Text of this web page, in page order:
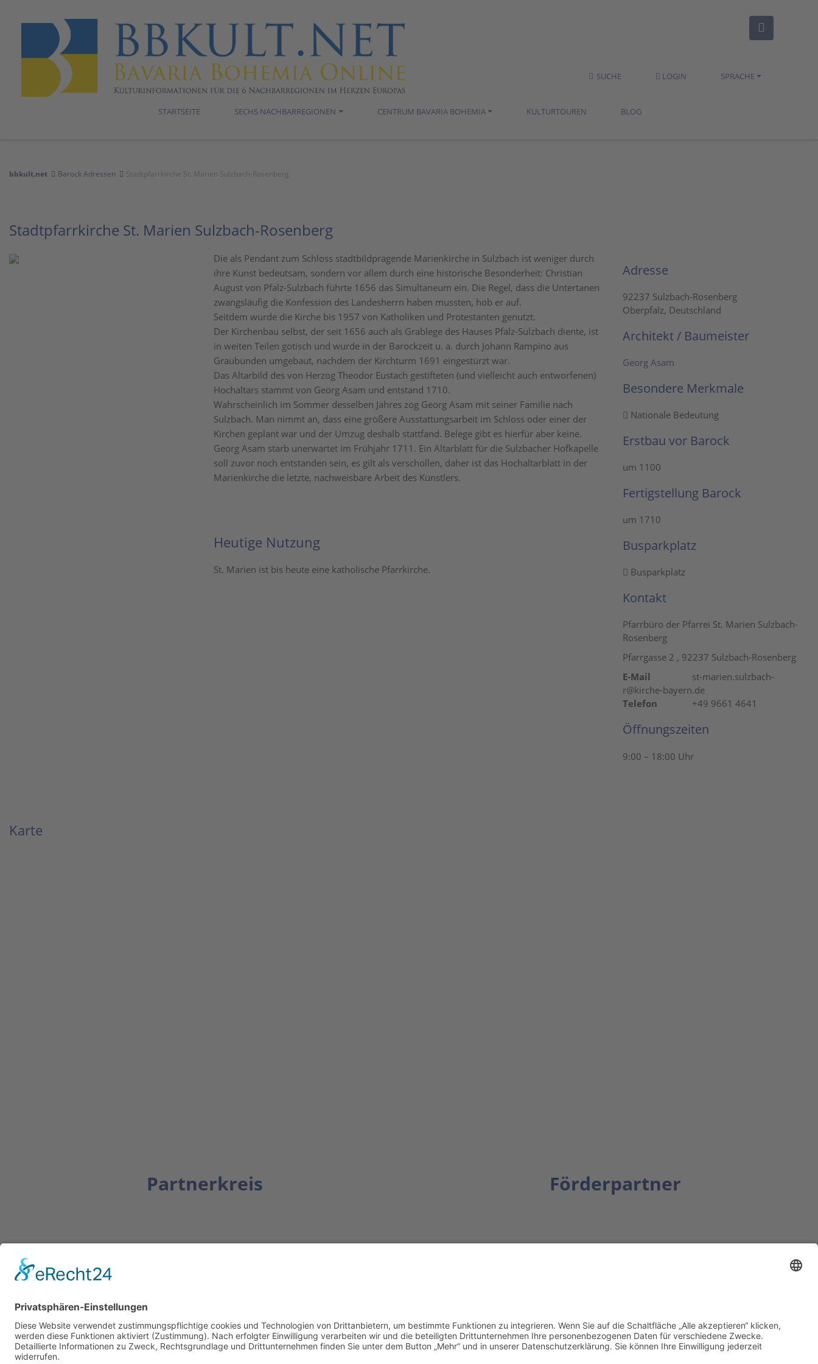
SUCHE LOGIN SPRACHE
STARTSEITE SECHS NACHBARREGIONEN CENTRUM BAVARIA BOHEMIA KULTURTOUREN BLOG
bbkult.net Barock Adressen Stadtpfarrkirche St. Marien Sulzbach-Rosenberg
Stadtpfarrkirche St. Marien Sulzbach-Rosenberg
Die als Pendant zum Schloss stadtbildprägende Marienkirche in Sulzbach ist weniger durch
ihre Kunst bedeutsam, sondern vor allem durch eine historische Besonderheit: Christian
August von Pfalz-Sulzbach führte 1656 das Simultaneum ein. Die Regel, dass die Untertanen
zwangsläufig die Konfession des Landesherrn haben mussten, hob er auf.
Seitdem wurde die Kirche bis 1957 von Katholiken und Protestanten genutzt.
Der Kirchenbau selbst, der seit 1656 auch als Grablege des Hauses Pfalz-Sulzbach diente, ist
in weiten Teilen gotisch und wurde in der Barockzeit u. a. durch Johann Rampino aus
Graubünden umgebaut, nachdem der Kirchturm 1691 eingestürzt war.
Das Altarbild des von Herzog Theodor Eustach gestifteten (und vielleicht auch entworfenen)
Hochaltars stammt von Georg Asam und entstand 1710.
Wahrscheinlich im Sommer desselben Jahres zog Georg Asam mit seiner Familie nach
Sulzbach. Man nimmt an, dass eine größere Ausstattungsarbeit im Schloss oder einer der
Kirchen geplant war und der Umzug deshalb stattfand. Belege gibt es hierfür aber keine.
Georg Asam starb unerwartet im Frühjahr 1711. Ein Altarblatt für die Sulzbacher Hofkapelle
soll zuvor noch entstanden sein, es gilt als verschollen, daher ist das Hochaltarblatt in der
Marienkirche die letzte, nachweisbare Arbeit des Künstlers.
Heutige Nutzung
St. Marien ist bis heute eine katholische Pfarrkirche.
Adresse
92237 Sulzbach-Rosenberg
Oberpfalz, Deutschland
Architekt / Baumeister
Georg Asam
Besondere Merkmale
Nationale Bedeutung
Erstbau vor Barock
um 1100
Fertigstellung Barock
um 1710
Busparkplatz
Busparkplatz
Kontakt
Pfarrbüro der Pfarrei St. Marien Sulzbach-
Rosenberg
Pfarrgasse 2 , 92237 Sulzbach-Rosenberg
E-Mail
st-marien.sulzbach-
r@kirche-bayern.de
Telefon
+49 9661 4641
Öffnungszeiten
9:00 – 18:00 Uhr
Karte
Partnerkreis Förderpartner
Newsletter
ZUR ANMELDUNG
Dr. Veronika Hofinger
Freyung 1, 92539 Schönsee
Tel.:+49 (0)9674 / 92 48 78